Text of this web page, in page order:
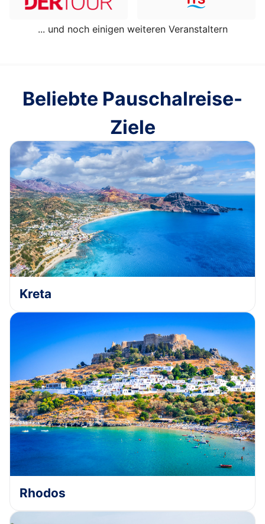
... und noch einigen weiteren Veranstaltern
Beliebte Pauschalreise-
Ziele
Kreta
Rhodos